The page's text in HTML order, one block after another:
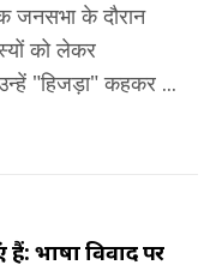
जनसभा के दौरान
को लेकर
"हिजड़ा" कहकर ...
हैं: भाषा विवाद पर